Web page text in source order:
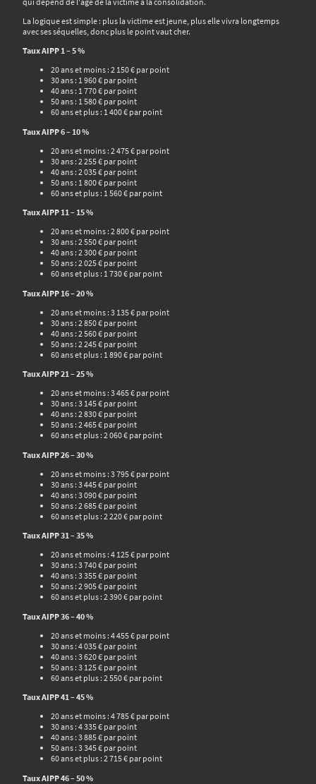
La logique est simple : plus la victime est jeune, plus elle vivra longtemps
avec ses séquelles, donc plus le point vaut cher.
Taux AIPP 1 – 5 %
20 ans et moins : 2 150 € par point
30 ans : 1 960 € par point
40 ans : 1 770 € par point
50 ans : 1 580 € par point
60 ans et plus : 1 400 € par point
Taux AIPP 6 – 10 %
20 ans et moins : 2 475 € par point
30 ans : 2 255 € par point
40 ans : 2 035 € par point
50 ans : 1 800 € par point
60 ans et plus : 1 560 € par point
Taux AIPP 11 – 15 %
20 ans et moins : 2 800 € par point
30 ans : 2 550 € par point
40 ans : 2 300 € par point
50 ans : 2 025 € par point
60 ans et plus : 1 730 € par point
Taux AIPP 16 – 20 %
20 ans et moins : 3 135 € par point
30 ans : 2 850 € par point
40 ans : 2 560 € par point
50 ans : 2 245 € par point
60 ans et plus : 1 890 € par point
Taux AIPP 21 – 25 %
20 ans et moins : 3 465 € par point
30 ans : 3 145 € par point
40 ans : 2 830 € par point
50 ans : 2 465 € par point
60 ans et plus : 2 060 € par point
Taux AIPP 26 – 30 %
20 ans et moins : 3 795 € par point
30 ans : 3 445 € par point
40 ans : 3 090 € par point
50 ans : 2 685 € par point
60 ans et plus : 2 220 € par point
Taux AIPP 31 – 35 %
20 ans et moins : 4 125 € par point
30 ans : 3 740 € par point
40 ans : 3 355 € par point
50 ans : 2 905 € par point
60 ans et plus : 2 390 € par point
Taux AIPP 36 – 40 %
20 ans et moins : 4 455 € par point
30 ans : 4 035 € par point
40 ans : 3 620 € par point
50 ans : 3 125 € par point
60 ans et plus : 2 550 € par point
Taux AIPP 41 – 45 %
20 ans et moins : 4 785 € par point
30 ans : 4 335 € par point
40 ans : 3 885 € par point
50 ans : 3 345 € par point
60 ans et plus : 2 715 € par point
Taux AIPP 46 – 50 %